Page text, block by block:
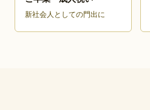
新社会人としての門出に